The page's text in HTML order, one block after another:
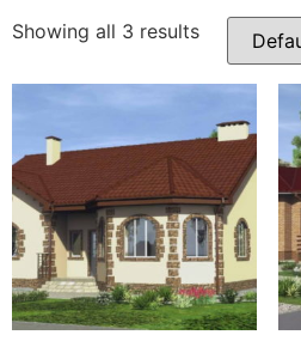
Showing all 3 results